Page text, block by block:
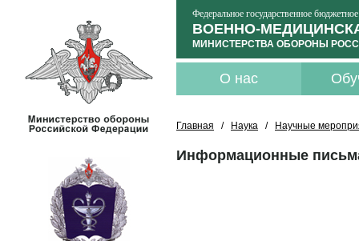
Федеральное государственное
ВОЕННО-
МИНИСТЕРСТВА ОБОРОНЫ
О нас
Главная / Наука / Научные
Информационные